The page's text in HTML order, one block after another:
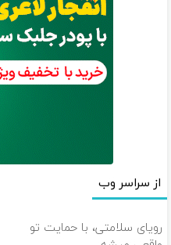
از سراسر وب
رویای سلامتی، با حمایت تو